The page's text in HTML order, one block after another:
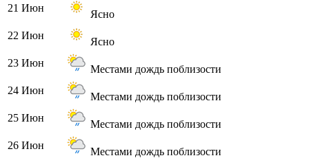
21 Июн
Ясно
22 Июн
Ясно
23 Июн
Местами дождь поблизости
24 Июн
Местами дождь поблизости
25 Июн
Местами дождь поблизости
26 Июн
Местами дождь поблизости